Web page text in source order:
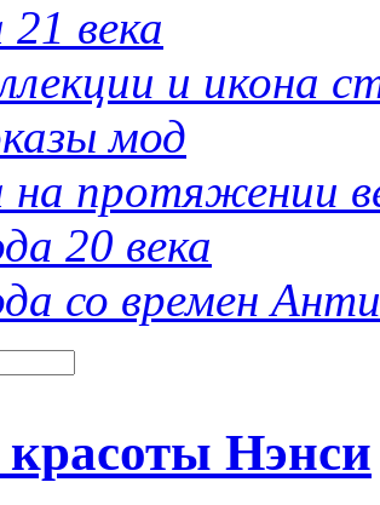
века
и икона
мод
протяжении
20 века
со времен
Нэнси